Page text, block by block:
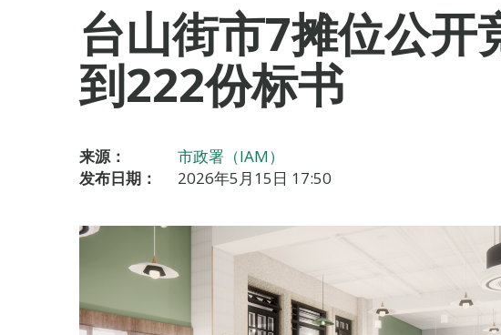
台山街市7摊位公开
到222份标书
来源：
市政署（IAM）
发布日期：
2026年5月15日 17:50